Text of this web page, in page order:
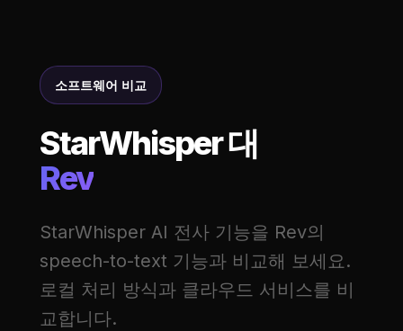
소프트웨어 비교
StarWhisper 대
Rev
StarWhisper AI 전사 기능을 Rev의
speech-to-text 기능과 비교해 보세요.
로컬 처리 방식과 클라우드 서비스를 비
교합니다.